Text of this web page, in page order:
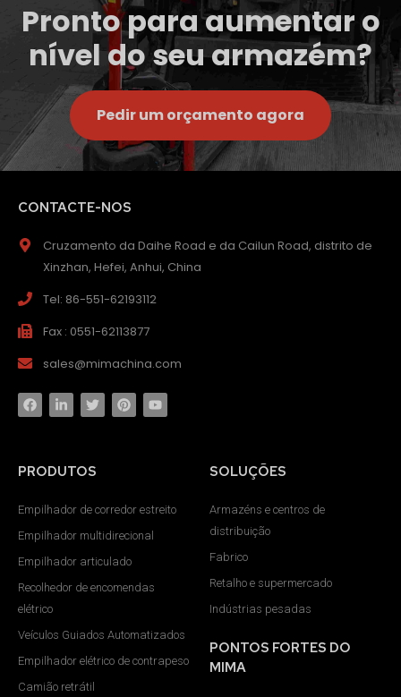
Pronto para aumentar o
nível do seu armazém?
Pedir um orçamento agora
CONTACTE-NOS
Cruzamento da Daihe Road e da Cailun Road, distrito de
Xinzhan, Hefei, Anhui, China
Tel: 86-551-62193112
Fax : 0551-62113877
sales@mimachina.com
PRODUTOS
Empilhador de corredor estreito
Empilhador multidirecional
Empilhador articulado
Recolhedor de encomendas
elétrico
Veículos Guiados Automatizados
Empilhador elétrico de contrapeso
Camião retrátil
SOLUÇÕES
Armazéns e centros de
distribuição
Fabrico
Retalho e supermercado
Indústrias pesadas
PONTOS FORTES DO
MIMA